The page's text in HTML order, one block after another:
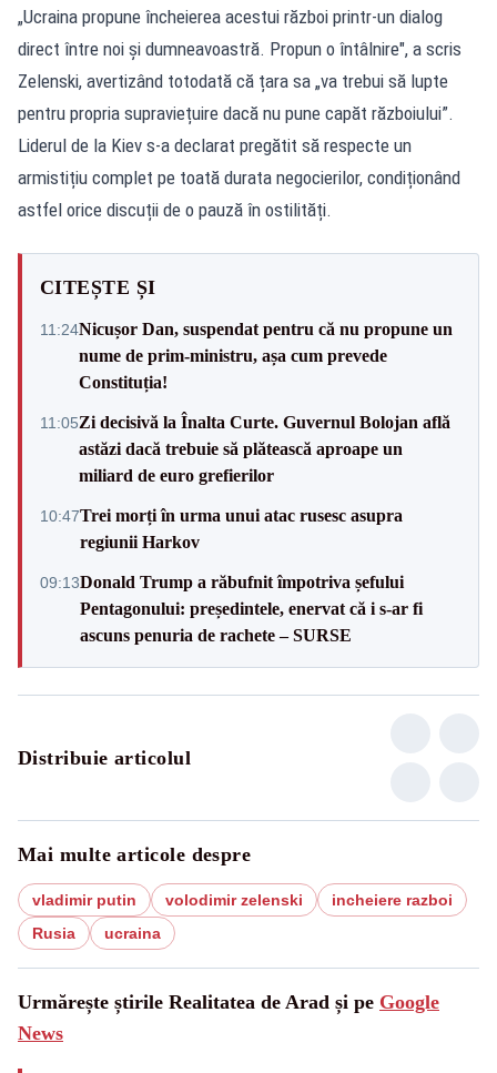
„Ucraina propune încheierea acestui război printr-un dialog
direct între noi și dumneavoastră. Propun o întâlnire", a scris
Zelenski, avertizând totodată că țara sa „va trebui să lupte
pentru propria supraviețuire dacă nu pune capăt războiului”.
Liderul de la Kiev s-a declarat pregătit să respecte un
armistițiu complet pe toată durata negocierilor, condiționând
astfel orice discuții de o pauză în ostilități.
CITEȘTE ȘI
11:24Nicușor Dan, suspendat pentru că nu propune un
nume de prim-ministru, așa cum prevede
Constituția!
11:05Zi decisivă la Înalta Curte. Guvernul Bolojan află
astăzi dacă trebuie să plătească aproape un
miliard de euro grefierilor
10:47Trei morți în urma unui atac rusesc asupra
regiunii Harkov
09:13Donald Trump a răbufnit împotriva șefului
Pentagonului: președintele, enervat că i s-ar fi
ascuns penuria de rachete – SURSE
Distribuie articolul
Mai multe articole despre
vladimir putin volodimir zelenski
incheiere razboi
Rusia
ucraina
Urmărește știrile Realitatea de Arad și pe Google
News